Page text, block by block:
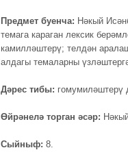
Предмет буенча: Нәкый
темага караган лексик
камилләштерү; телдән
алдагы темаларны
Дәрес тибы: гомумиләштерү
Өйрәнелә торган әсәр:
Сыйныф: 8.